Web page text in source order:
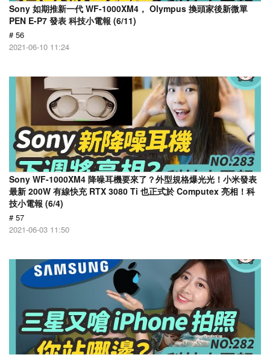
Sony 如期推新一代 WF-1000XM4， Olympus 換頭家後新微單
PEN E-P7 發表 科技小電報 (6/11)
# 56
2021-06-10 11:24
Sony WF-1000XM4 降噪耳機要來了？外型規格爆光光！小米發表
最新 200W 有線快充 RTX 3080 Ti 也正式於 Computex 亮相！科
技小電報 (6/4)
# 57
2021-06-03 11:50